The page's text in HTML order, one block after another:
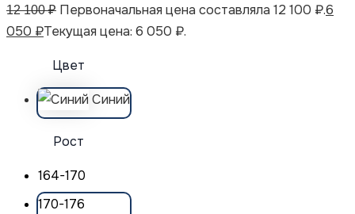
12 100₽ Первоначальная цена составляла 12 100 ₽.6
050 ₽Текущая цена: 6 050 ₽.
Цвет
Синий
Рост
164-170
170-176